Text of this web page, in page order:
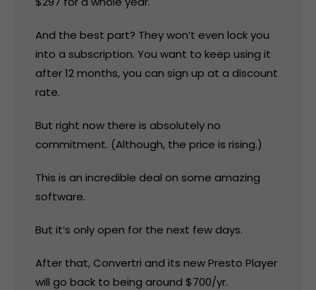
And the best part? They won’t even lock you
into a subscription. You want to keep using it
after 12 months, you can sign up at a discount
rate.
But right now there is absolutely no
commitment. (Although, the price is rising.)
This is an incredible deal on some amazing
software.
But it’s only open for the next few days.
After that, Convertri and its new Presto Player
will go back to being around $700/yr.